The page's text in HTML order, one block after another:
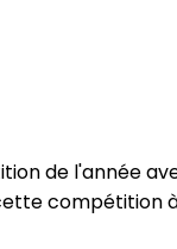
de l'année
compétition